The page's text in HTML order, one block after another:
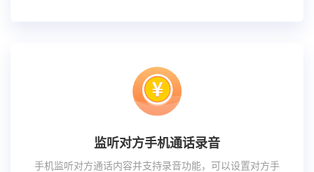
监听对方手机通话录音
手机监听对方通话内容并支持录音功能，可以设置对方手